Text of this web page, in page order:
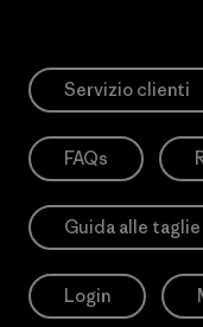
Servizio clienti
FAQs
Guida alle taglie
Login